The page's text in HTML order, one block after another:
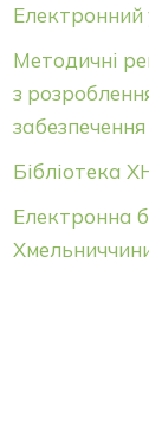
Електронний
Методичні
з
забезпечення
Бібліотека
Електронна